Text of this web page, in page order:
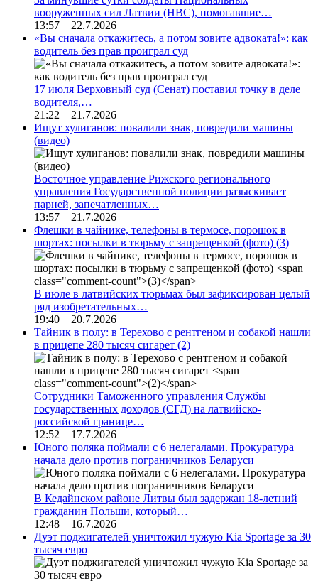
вооруженных сил Латвии (НВС), помогавшие…
13:57 22.7.2026
«Вы сначала откажитесь, а потом зовите адвоката!»: как
водитель без прав проиграл суд
17 июля Верховный суд (Сенат) поставил точку в деле
водителя,…
21:22 21.7.2026
Ищут хулиганов: повалили знак, повредили машины
(видео)
Восточное управление Рижского регионального
управления Государственной полиции разыскивает
парней, запечатленных…
13:57 21.7.2026
Флешки в чайнике, телефоны в термосе, порошок в
шортах: посылки в тюрьму с запрещенкой (фото) (3)
В июле в латвийских тюрьмах был зафиксирован целый
ряд изобретательных…
19:40 20.7.2026
Тайник в полу: в Терехово с рентгеном и собакой нашли
в прицепе 280 тысяч сигарет (2)
Сотрудники Таможенного управления Службы
государственных доходов (СГД) на латвийско-
российской границе…
12:52 17.7.2026
Юного поляка поймали с 6 нелегалами. Прокуратура
начала дело против пограничников Беларуси
В Кедайнском районе Литвы был задержан 18-летний
гражданин Польши, который…
12:48 16.7.2026
Дуэт поджигателей уничтожил чужую Kia Sportage за 30
тысяч евро